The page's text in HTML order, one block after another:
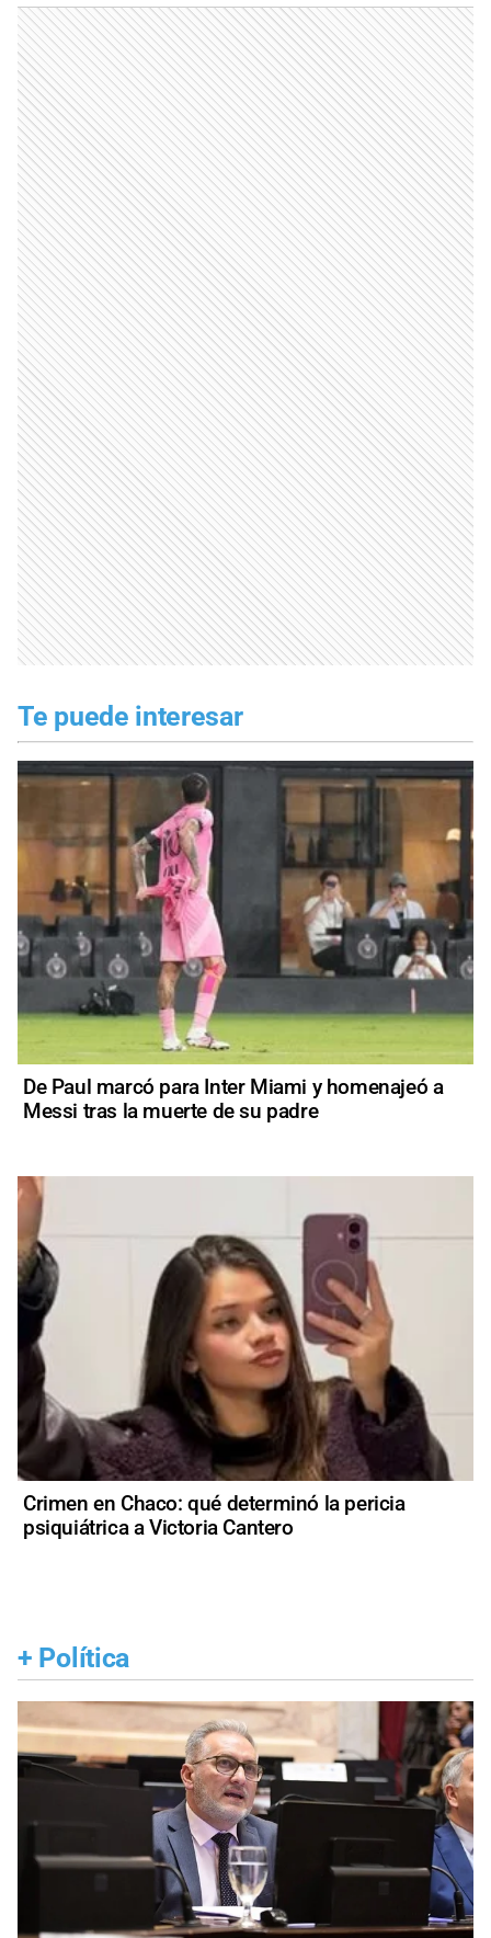
Te puede interesar
De Paul marcó para Inter Miami y homenajeó a
Messi tras la muerte de su padre
Crimen en Chaco: qué determinó la pericia
psiquiátrica a Victoria Cantero
+ Política